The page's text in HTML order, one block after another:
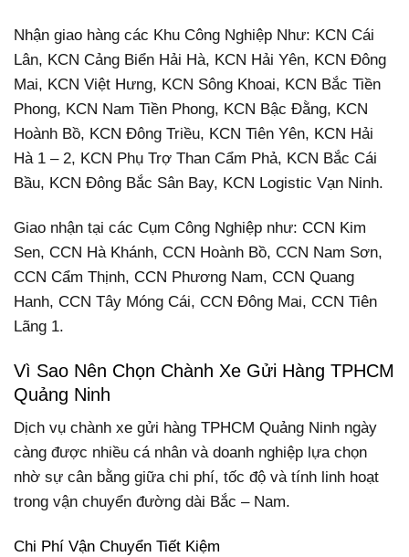
Nhận giao hàng các Khu Công Nghiệp Như: KCN Cái
Lân, KCN Cảng Biển Hải Hà, KCN Hải Yên, KCN Đông
Mai, KCN Việt Hưng, KCN Sông Khoai, KCN Bắc Tiền
Phong, KCN Nam Tiền Phong, KCN Bậc Đằng, KCN
Hoành Bồ, KCN Đông Triều, KCN Tiên Yên, KCN Hải
Hà 1 – 2, KCN Phụ Trợ Than Cẩm Phả, KCN Bắc Cái
Bầu, KCN Đông Bắc Sân Bay, KCN Logistic Vạn Ninh.
Giao nhận tại các Cụm Công Nghiệp như: CCN Kim
Sen, CCN Hà Khánh, CCN Hoành Bồ, CCN Nam Sơn,
CCN Cẩm Thịnh, CCN Phương Nam, CCN Quang
Hanh, CCN Tây Móng Cái, CCN Đông Mai, CCN Tiên
Lãng 1.
Vì Sao Nên Chọn Chành Xe Gửi Hàng TPHCM
Quảng Ninh
Dịch vụ chành xe gửi hàng TPHCM Quảng Ninh ngày
càng được nhiều cá nhân và doanh nghiệp lựa chọn
nhờ sự cân bằng giữa chi phí, tốc độ và tính linh hoạt
trong vận chuyển đường dài Bắc – Nam.
Chi Phí Vận Chuyển Tiết Kiệm